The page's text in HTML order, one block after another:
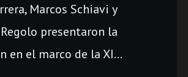
Marcos Schiavi y
presentaron la
en el marco de la XI...